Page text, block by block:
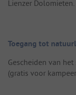
Lienzer Dolomieten.
Toegang tot
Gescheiden van
(gratis voor